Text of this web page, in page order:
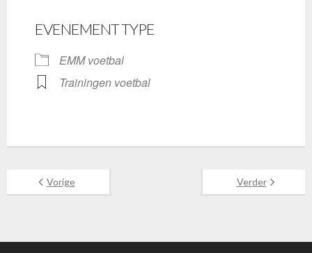
EVENEMENT TYPE
EMM voetbal
Trainingen voetbal
Vorige Verder